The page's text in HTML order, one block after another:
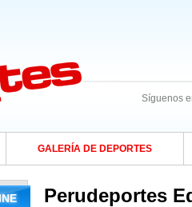
Síguenos
GALERÍA DE DEPORTES
Perudeportes